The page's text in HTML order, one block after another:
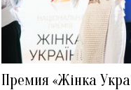
Премия «Жінка